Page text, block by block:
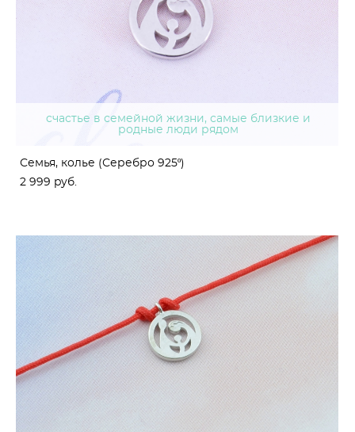
cчастье в семейной жизни, самые близкие и
родные люди рядом
Семья, колье (Серебро 925º)
2 999 pуб.